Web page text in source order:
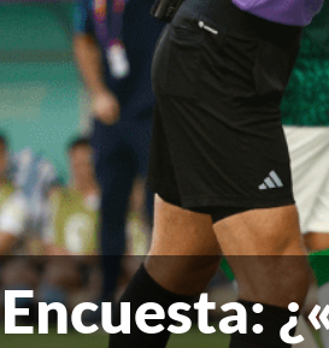
Encuesta: